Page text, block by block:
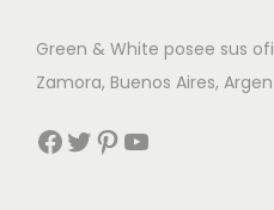
Green & White posee sus
Zamora, Buenos Aires,
Facebook Twitter Pinterest YouTube